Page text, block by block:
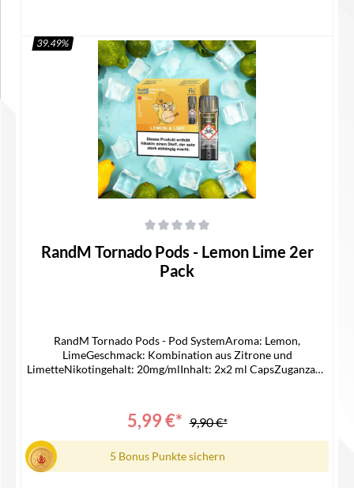
In den Warenkorb
39.49%
RandM Tornado Pods - Lemon Lime 2er
Pack
RandM Tornado Pods - Pod SystemAroma: Lemon,
LimeGeschmack: Kombination aus Zitrone und
LimetteNikotingehalt: 20mg/mlInhalt: 2x2 ml CapsZuganzahl:
5,99 €* 9,90 €*
5 Bonus Punkte sichern